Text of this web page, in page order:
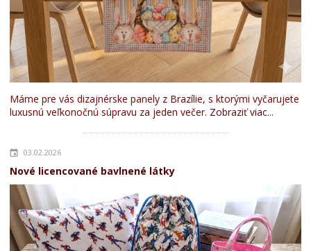
Máme pre vás dizajnérske panely z Brazílie, s ktorými vyčarujete
luxusnú veľkonočnú súpravu za jeden večer. Zobraziť viac...
03.02.2026
Nové licencované bavlnené látky